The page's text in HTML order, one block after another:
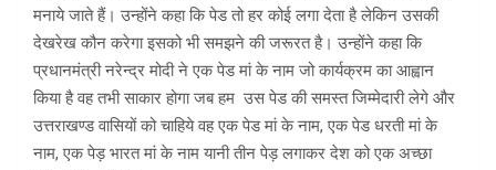
मनाये जाते हैं। उन्होंने कहा कि पेड तो हर कोई लगा देता है लेकिन उसकी
देखरेख कौन करेगा इसको भी समझने की जरूरत है। उन्होंने कहा कि
प्रधानमंत्री नरेन्द्र मोदी ने एक पेड मां के नाम जो कार्यक्रम का आह्वान
किया है वह तभी साकार होगा जब हम उस पेड की समस्त जिम्मेदारी लेगे और
उत्तराखण्ड वासियों को चाहिये वह एक पेड मां के नाम, एक पेड धरती मां के
नाम, एक पेड़ भारत मां के नाम यानी तीन पेड़ लगाकर देश को एक अच्छा